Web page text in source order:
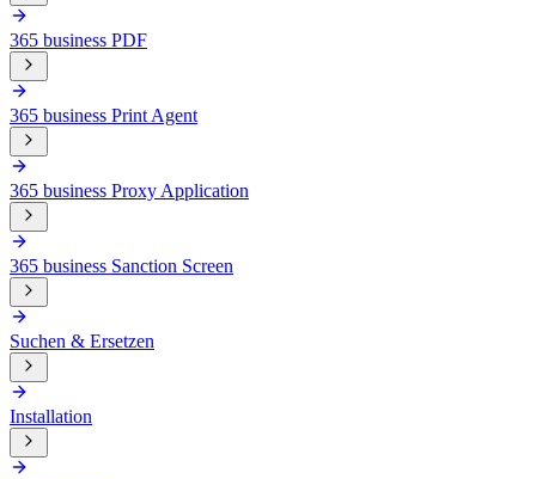
365 business PDF
365 business Print Agent
365 business Proxy Application
365 business Sanction Screen
Suchen & Ersetzen
Installation